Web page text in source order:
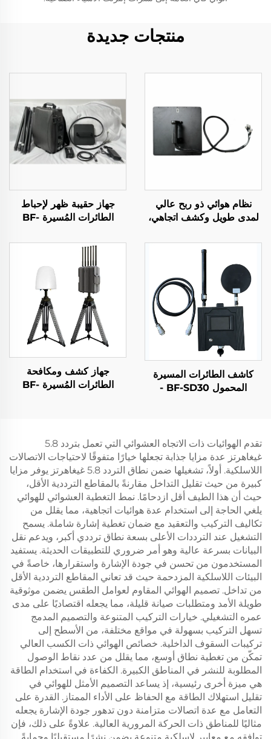
منتجات جديدة
نظام هوائي ذو ربح عالي
لمدى طويل وكشف اتجاهي،
المضاد للطائرات بدون طيار،
درع ترددي فعال، إشارات
الطائرات بدون طيار UAV
جهاز حقيبة ظهر لإحباط
الطائرات المُسيرة BF-
كاشف الطائرات المسيرة
المحمول BF-SD30 -
جهاز كشف ومكافحة
الطائرات المُسيرة BF-
تقدم الهوائيات ذات الاتجاه العشوائي التي تعمل بتردد 5.8
غيغاهرتز عدة مزايا جذابة تجعلها خيارًا متفوقًا لاحتياجات الاتصالات
اللاسلكية. أولاً، تشغيلها ضمن نطاق التردد 5.8 غيغاهرتز يوفر مزايا
كبيرة من حيث تقليل التداخل مقارنةً بالمقاطع الترددية الأقل،
حيث أن هذا الطيف أقل ازدحامًا. نمط التغطية العشوائي للهوائي
يلغي الحاجة إلى استخدام عدة هوائيات اتجاهية، مما يقلل من
تكاليف التركيب والتعقيد مع ضمان تغطية إشارة شاملة. يسمح
التشغيل عند الترددات الأعلى بسعة نطاق ترددي أكبر، ويدعم نقل
البيانات بسرعة عالية وهو أمر ضروري للتطبيقات الحديثة. يستفيد
المستخدمون من تحسن في جودة الإشارة واستقرارها، خاصةً في
البيئات اللاسلكية المزدحمة حيث قد تعاني المقاطع الترددية الأقل
من تداخل. تصميم الهوائي المقاوم لعوامل الطقس يضمن موثوقية
طويلة الأمد ومتطلبات صيانة قليلة، مما يجعله اقتصاديًا على مدى
عمره التشغيلي. خيارات التركيب المتنوعة والتصميم المدمج
تسهل التركيب بسهولة في مواقع مختلفة، من الأسطح إلى
تركيبات السقوف الداخلية. خصائص الهوائي ذات الكسب العالي
تمكّن من تغطية نطاق أوسع، مما يقلل من عدد نقاط الوصول
المطلوبة للنشر في المناطق الكبيرة. الكفاءة في استخدام الطاقة
هي ميزة أخرى رئيسية، إذ يساعد التصميم الأمثل للهوائي في
تقليل استهلاك الطاقة مع الحفاظ على الأداء الممتاز. القدرة على
التعامل مع عدة اتصالات متزامنة دون تدهور جودة الإشارة يجعله
مثاليًا للمناطق ذات الحركة المرورية العالية. علاوةً على ذلك، فإن